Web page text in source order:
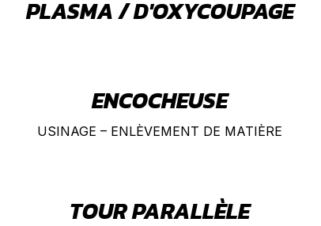
PLASMA / D'OXYCOUPAGE
ENCOCHEUSE
USINAGE – ENLÈVEMENT DE MATIÈRE
TOUR PARALLÈLE